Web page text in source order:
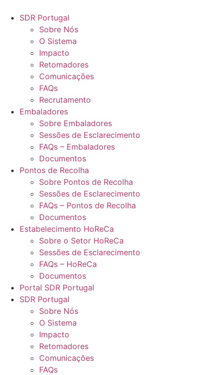
para
conteúdo
SDR Portugal
Sobre Nós
O Sistema
Impacto
Retomadores
Comunicações
FAQs
Recrutamento
Embaladores
Sobre Embaladores
Sessões de Esclarecimento
FAQs – Embaladores
Documentos
Pontos de Recolha
Sobre Pontos de Recolha
Sessões de Esclarecimento
FAQs – Pontos de Recolha
Documentos
Estabelecimento HoReCa
Sobre o Setor HoReCa
Sessões de Esclarecimento
FAQs – HoReCa
Documentos
Portal SDR Portugal
SDR Portugal
Sobre Nós
O Sistema
Impacto
Retomadores
Comunicações
FAQs